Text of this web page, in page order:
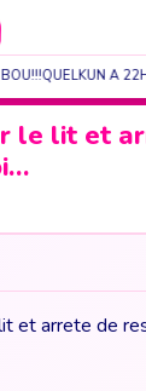
A
le lit et
et arrete de